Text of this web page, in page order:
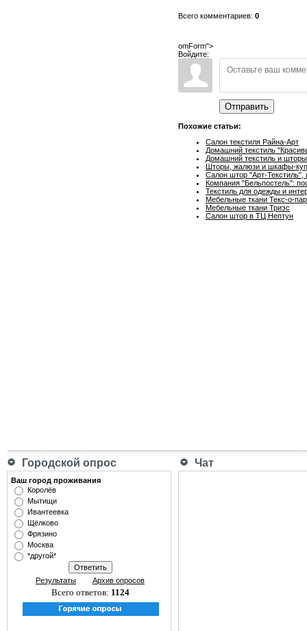
Всего комментариев: 0
omForm">
Войдите:
Отправить
Похожие статьи:
Салон текстиля Райна-Арт
Домашний текстиль
Домашний текстиль и
Шторы, жалюзи и шкафы-
Салон штор "Арт-Текстиль",
Компания "Бельпостель":
Текстиль для одежды и
Мебельные ткани Текс-о-
Мебельные ткани Триэс
Салон штор в ТЦ Нептун
Городской опрос Чат
Ваш город проживания
Королёв
Мытищи
Ивантеевка
Щёлково
Фрязино
Москва
*другой*
Результаты Архив опросов
Всего ответов: 1124